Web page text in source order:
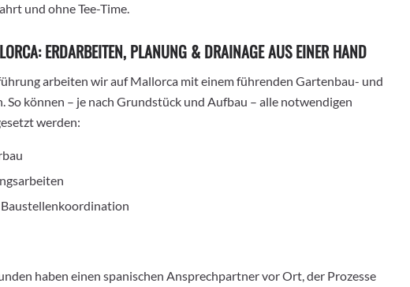
und ohne Tee-Time.
ERDARBEITEN, PLANUNG & DRAINAGE AUS EINER HAND
arbeiten wir auf Mallorca mit einem führenden Gartenbau- und
So können – je nach Grundstück und Aufbau – alle notwendigen
werden:
haben einen spanischen Ansprechpartner vor Ort, der Prozesse